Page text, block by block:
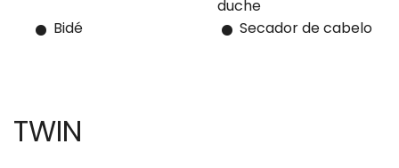
Secador de cabelo
TWIN